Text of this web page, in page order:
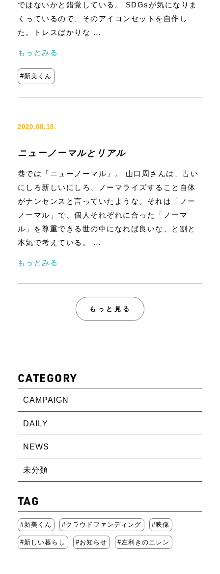
ではないかと錯覚している。 SDGsが気になりま
くっているので、そのアイコンセットを自作し
た。トレスばかりな …
もっとみる
新美くん
2020.08.18.
ニューノーマルとリアル
巷では「ニューノーマル」。 山口周さんは、古い
にしろ新しいにしろ、ノーマライズすること自体
がナンセンスと言っていたような。それは「ノー
ノーマル」で、個人それぞれに合った「ノーマ
ル」を尊重できる世の中になれば良いな、と割と
本気で考えている。 …
もっとみる
もっと見る
CATEGORY
CAMPAIGN
DAILY
NEWS
未分類
TAG
新美くん クラウドファンディング 映像
新しい暮らし お知らせ 左利きのエレン